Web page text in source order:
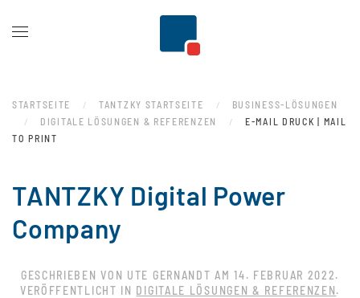
STARTSEITE TANTZKY STARTSEITE
BUSINESS-LÖSUNGEN
DIGITALE LÖSUNGEN & REFERENZEN
E-MAIL DRUCK | MAIL
TO PRINT
TANTZKY Digital Power
Company
GESCHRIEBEN VON UTE GERNANDT AM14. FEBRUAR 2022.
VERÖFFENTLICHT IN DIGITALE LÖSUNGEN & REFERENZEN.